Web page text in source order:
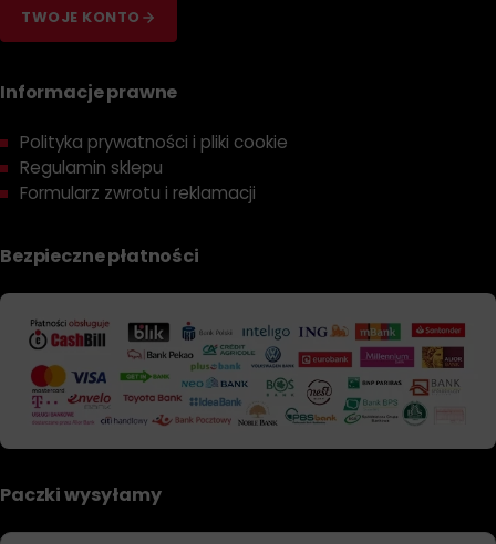
TWOJE KONTO
Informacje prawne
Polityka prywatności i pliki cookie
Regulamin sklepu
Formularz zwrotu i reklamacji
Bezpieczne płatności
Paczki wysyłamy